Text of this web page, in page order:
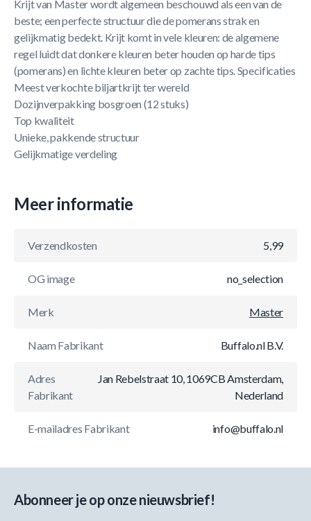
Krijt van Master wordt algemeen beschouwd als een van de
beste; een perfecte structuur die de pomerans strak en
gelijkmatig bedekt. Krijt komt in vele kleuren: de algemene
regel luidt dat donkere kleuren beter houden op harde tips
(pomerans) en lichte kleuren beter op zachte tips. Specificaties
Meest verkochte biljartkrijt ter wereld
Dozijnverpakking bosgroen (12 stuks)
Top kwaliteit
Unieke, pakkende structuur
Gelijkmatige verdeling
Meer informatie
Verzendkosten 5,99
OG image no_selection
Merk Master
Naam Fabrikant Buffalo.nl B.V.
Adres
Fabrikant
Jan Rebelstraat 10, 1069CB Amsterdam,
Nederland
E-mailadres Fabrikant info@buffalo.nl
Abonneer je op onze nieuwsbrief!